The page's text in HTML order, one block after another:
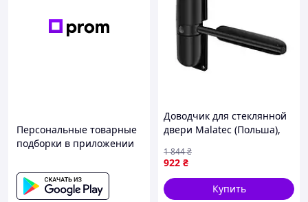
Персональные товарные
подборки в приложении
Доводчик для стеклянной
двери Malatec (Польша),
калитку, Доводчики для
металлопластиковых
дверей дверей, CQS
922 ₴
1 844₴
Купить